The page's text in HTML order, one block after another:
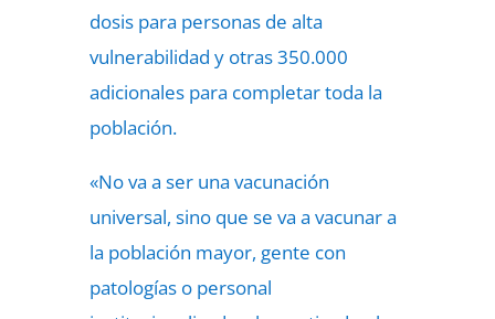
dosis para personas de alta
vulnerabilidad y otras 350.000
adicionales para completar toda la
población.
«No va a ser una vacunación
universal, sino que se va a vacunar a
la población mayor, gente con
patologías o personal